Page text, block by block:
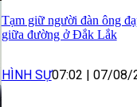
Tạm giữ người đàn ông
giữa đường ở Đắk Lắk
HÌNH SỰ07:02 | 07/08/